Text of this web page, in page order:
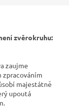
zvěrokruhu:
zaujme
zpracováním
majestátně
upoutá